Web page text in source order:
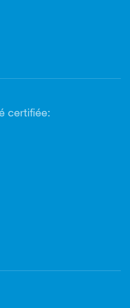
certifiée: